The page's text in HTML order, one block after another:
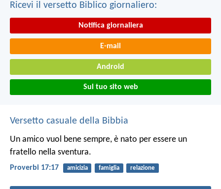
Ricevi il versetto Biblico giornaliero:
Notifica giornaliera
E-mail
Android
Sul tuo sito web
Versetto casuale della Bibbia
Un amico vuol bene sempre, è nato per essere un
fratello nella sventura.
Proverbi 17:17 amicizia famiglia relazione